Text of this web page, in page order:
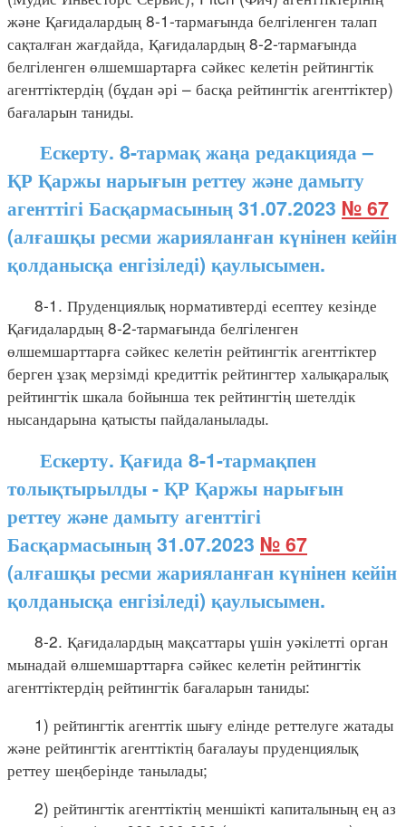
және Қағидалардың 8-1-тармағында белгіленген талап
сақталған жағдайда, Қағидалардың 8-2-тармағында
белгіленген өлшемшартарға сәйкес келетін рейтингтік
агенттіктердің (бұдан әрі – басқа рейтингтік агенттіктер)
бағаларын таниды.
Ескерту. 8-тармақ жаңа редакцияда –
ҚР Қаржы нарығын реттеу және дамыту
агенттігі Басқармасының 31.07.2023 № 67
(алғашқы ресми жарияланған күнінен кейін
қолданысқа енгізіледі) қаулысымен.
8-1. Пруденциялық нормативтерді есептеу кезінде
Қағидалардың 8-2-тармағында белгіленген
өлшемшарттарға сәйкес келетін рейтингтік агенттіктер
берген ұзақ мерзімді кредиттік рейтингтер халықаралық
рейтингтік шкала бойынша тек рейтингтің шетелдік
нысандарына қатысты пайдаланылады.
Ескерту. Қағида 8-1-тармақпен
толықтырылды - ҚР Қаржы нарығын
реттеу және дамыту агенттігі
Басқармасының 31.07.2023 № 67
(алғашқы ресми жарияланған күнінен кейін
қолданысқа енгізіледі) қаулысымен.
8-2. Қағидалардың мақсаттары үшін уәкілетті орган
мынадай өлшемшарттарға сәйкес келетін рейтингтік
агенттіктердің рейтингтік бағаларын таниды:
1) рейтингтік агенттік шығу елінде реттелуге жатады
және рейтингтік агенттіктің бағалауы пруденциялық
реттеу шеңберінде танылады;
2) рейтингтік агенттіктің меншікті капиталының ең аз